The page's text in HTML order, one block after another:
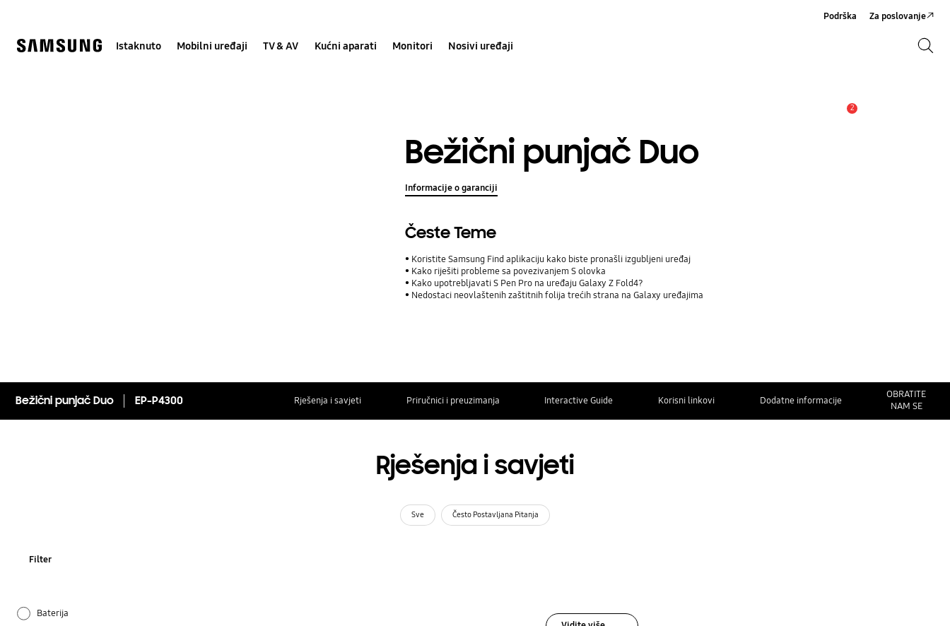
help
Istaknuto Mobilni uređaji TV & AV Kućni aparati Monitori Nosivi uređaji
Podrška Za poslovanje
2
Bežični punjač Duo
Informacije o garanciji
Česte Teme
Koristite Samsung Find aplikaciju kako biste pronašli izgubljeni uređaj
Kako riješiti probleme sa povezivanjem S olovka
Kako upotrebljavati S Pen Pro na uređaju Galaxy Z Fold4?
Nedostaci neovlaštenih zaštitnih folija trećih strana na Galaxy uređajima
Bežični punjač Duo EP-P4300 Rješenja i savjeti Priručnici i preuzimanja Interactive Guide Korisni linkovi Dodatne informacije
OBRATITE
NAM SE
Rješenja i savjeti
Sve Često Postavljana Pitanja
Filter
Baterija